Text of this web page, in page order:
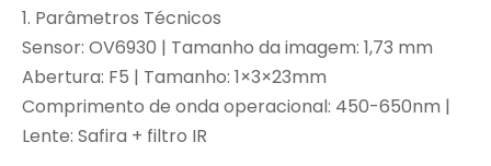
1. Parâmetros Técnicos
Sensor: OV6930 | Tamanho da imagem: 1,73 mm
Abertura: F5 | Tamanho: 1×3×23mm
Comprimento de onda operacional: 450-650nm |
Lente: Safira + filtro IR